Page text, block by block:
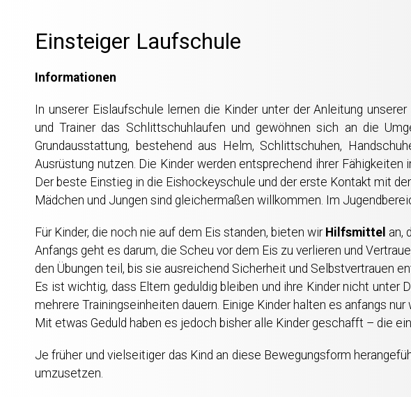
Einsteiger Laufschule
Informationen
In unserer Eislaufschule lernen die Kinder unter der Anleitung unserer
und Trainer das Schlittschuhlaufen und gewöhnen sich an die
Grundausstattung, bestehend aus Helm, Schlittschuhen,
Ausrüstung nutzen. Die Kinder werden entsprechend ihrer
Der beste Einstieg in die Eishockeyschule und der erste Kontakt mit
Mädchen und Jungen sind gleichermaßen willkommen. Im
Für Kinder, die noch nie auf dem Eis standen, bieten wir Hilfsmittel an,
Anfangs geht es darum, die Scheu vor dem Eis zu verlieren und
den Übungen teil, bis sie ausreichend Sicherheit und Selbstvertrauen
Es ist wichtig, dass Eltern geduldig bleiben und ihre Kinder nicht unter
mehrere Trainingseinheiten dauern. Einige Kinder halten es anfangs
Mit etwas Geduld haben es jedoch bisher alle Kinder geschafft – die
Je früher und vielseitiger das Kind an diese Bewegungsform
umzusetzen.